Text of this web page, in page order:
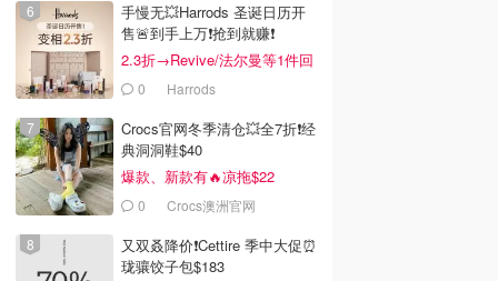
手慢无💥Harrods 圣诞日历开
售🚨到手上万❗️抢到就赚❗️
2.3折→Revive/法尔曼等1件回
本！0 Harrods
Crocs官网冬季清仓💥全7折❗经
典洞洞鞋$40
爆款、新款有🔥凉拖$22
0 Crocs澳洲官网
又双叒降价❗️Cettire 季中大促⏰
珑骧饺子包$183